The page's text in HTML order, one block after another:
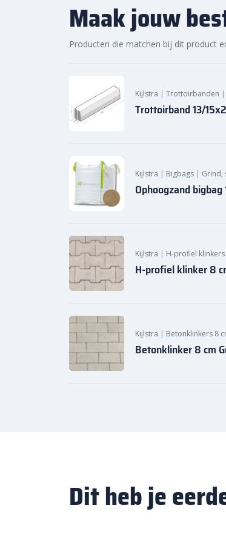
Bestel deKijlstra trottoirband 13/
sierbestratingsmarkt.com en creëer
Maak jouw
Producten die matchen bij dit product
Kijlstra | Trottoirbanden |
Trottoirband 13/
Kijlstra | Bigbags | Grind,
Ophoogzand bigbag
Kijlstra | H-profiel klinkers
H-profiel klinker 8
Kijlstra | Betonklinkers 8
Betonklinker 8 cm
Dit heb je